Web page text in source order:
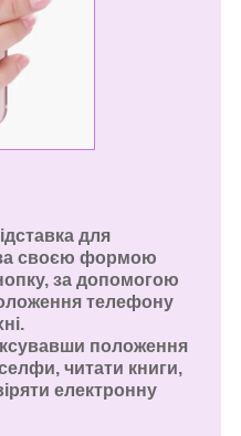
для
своєю формою
за допомогою
телефону
положення
читати книги,
електронну